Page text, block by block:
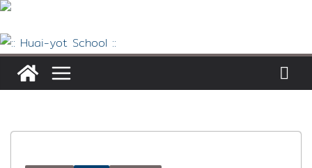
Skip
content